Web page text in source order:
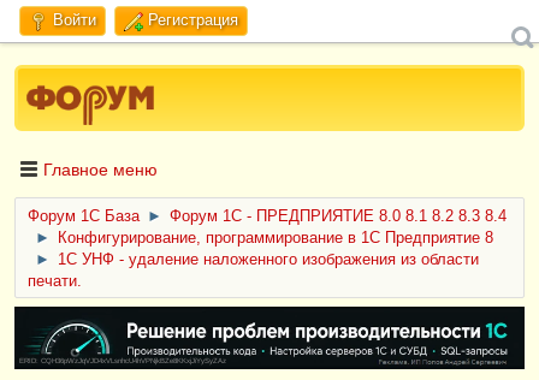
Войти Регистрация
Главное меню
Форум 1C База ►
Форум 1С - ПРЕДПРИЯТИЕ 8.0 8.1 8.2 8.3 8.4
►
Конфигурирование, программирование в 1С Предприятие 8
►
1С УНФ - удаление наложенного изображения из области
печати.
ERID: CQH36pWzJqVJD4xVLsnhcU4hVPNjkBZe8KKxjJiYySyZAz